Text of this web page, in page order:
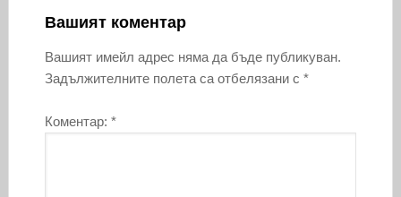
Вашият коментар
Вашият имейл адрес няма да бъде публикуван.
Задължителните полета са отбелязани с *
Коментар: *